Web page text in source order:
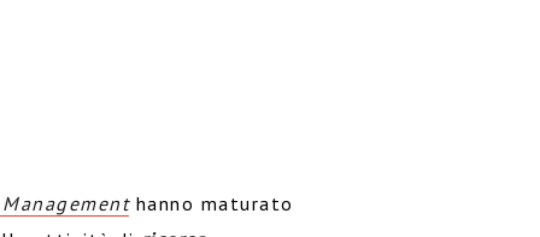
hanno maturato